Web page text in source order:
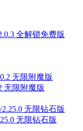
全解锁免费版
无限附魔版
无限钻石版